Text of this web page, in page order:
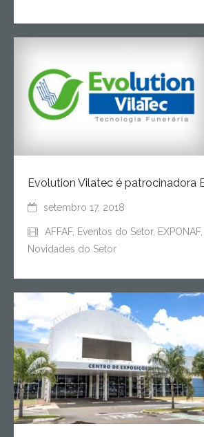
Evolution Vilatec é patrocinadora
setembro 17, 2018
AFFAF, Eventos do Setor, EXPONAF,
Novidades do Setor